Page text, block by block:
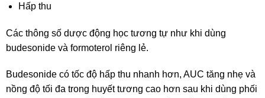
Hấp thu
Các thông số dược động học tương tự như khi dùng
budesonide và formoterol riêng lẻ.
Budesonide có tốc độ hấp thu nhanh hơn, AUC tăng nhẹ và
nồng độ tối đa trong huyết tương cao hơn sau khi dùng phối